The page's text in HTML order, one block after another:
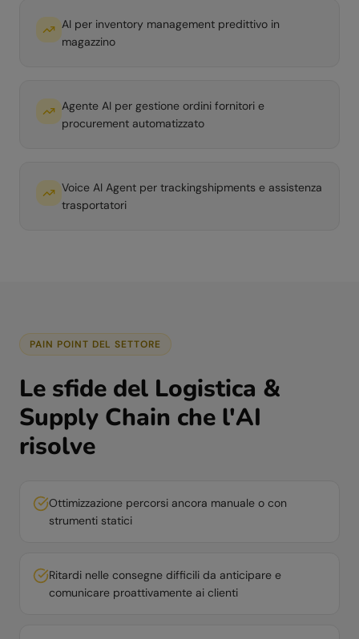
AI per inventory management predittivo in
magazzino
Agente AI per gestione ordini fornitori e
procurement automatizzato
Voice AI Agent per trackingshipments e assistenza
trasportatori
PAIN POINT DEL SETTORE
Le sfide del Logistica &
Supply Chain che l'AI
risolve
Ottimizzazione percorsi ancora manuale o con
strumenti statici
Ritardi nelle consegne difficili da anticipare e
comunicare proattivamente ai clienti